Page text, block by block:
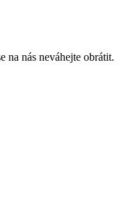
nás neváhejte obrátit.